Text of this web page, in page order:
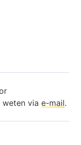
via e-mail.